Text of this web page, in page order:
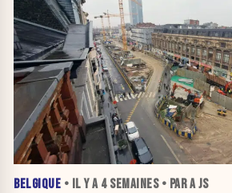
BELGIQUE • IL Y A 4 SEMAINES• PAR A JS